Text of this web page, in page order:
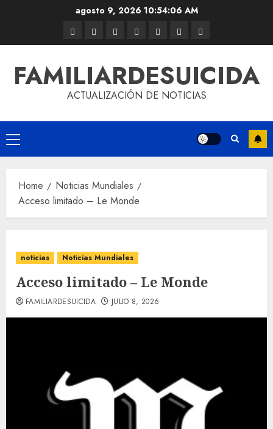
agosto 9, 2026 10:54:06 AM
FAMILIARDESUICIDA
ACTUALIZACIÓN DE NOTICIAS
Home
Noticias Mundiales
Acceso limitado – Le Monde
noticias Noticias Mundiales
Acceso limitado – Le Monde
FAMILIARDESUICIDA JULIO 8, 2026